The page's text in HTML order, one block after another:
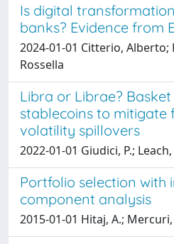
Is digital
banks? Evidence from
2024-01-01 Citterio,
Rossella
Libra or Librae?
stablecoins to mitigate
volatility spillovers
2022-01-01 Giudici, P.;
Portfolio selection with
component analysis
2015-01-01 Hitaj, A.; Mercuri,